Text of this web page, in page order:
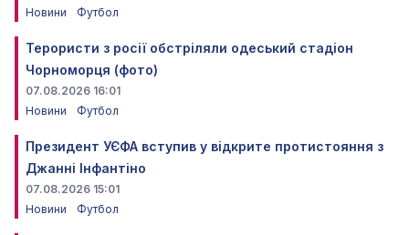
Новини
Футбол
Терористи з росії обстріляли одеський стадіон
Чорноморця (фото)
07.08.2026 16:01
Новини
Футбол
Президент УЄФА вступив у відкрите протистояння з
Джанні Інфантіно
07.08.2026 15:01
Новини
Футбол